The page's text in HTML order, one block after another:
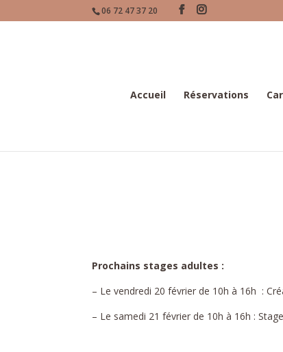
06 72 47 37 20
Accueil Réservations
Prochains stages adultes :
– Le vendredi 20 février de 10h à 16h :
– Le samedi 21 février de 10h à 16h :